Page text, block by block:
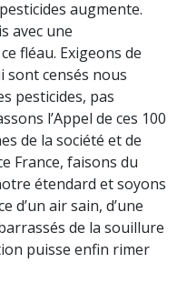
augmente.
avec une
fléau. Exigeons de
sont censés nous
pesticides, pas
l’Appel de ces 100
de la société et de
France, faisons du
étendard et soyons
d’un air sain, d’une
de la souillure
puisse enfin rimer